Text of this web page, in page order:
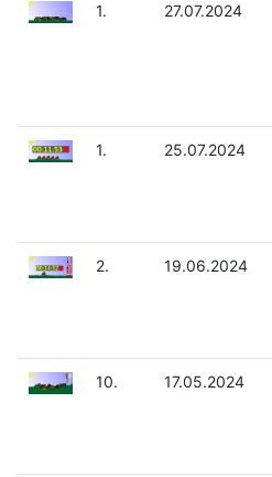
1. 27.07.2024
1. 25.07.2024
2. 19.06.2024
10. 17.05.2024